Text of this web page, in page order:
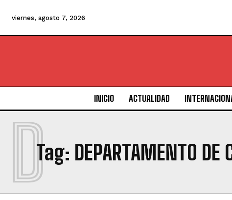
viernes, agosto 7, 2026
INICIO ACTUALIDAD
Tag: DEPARTAMENTO DE
D